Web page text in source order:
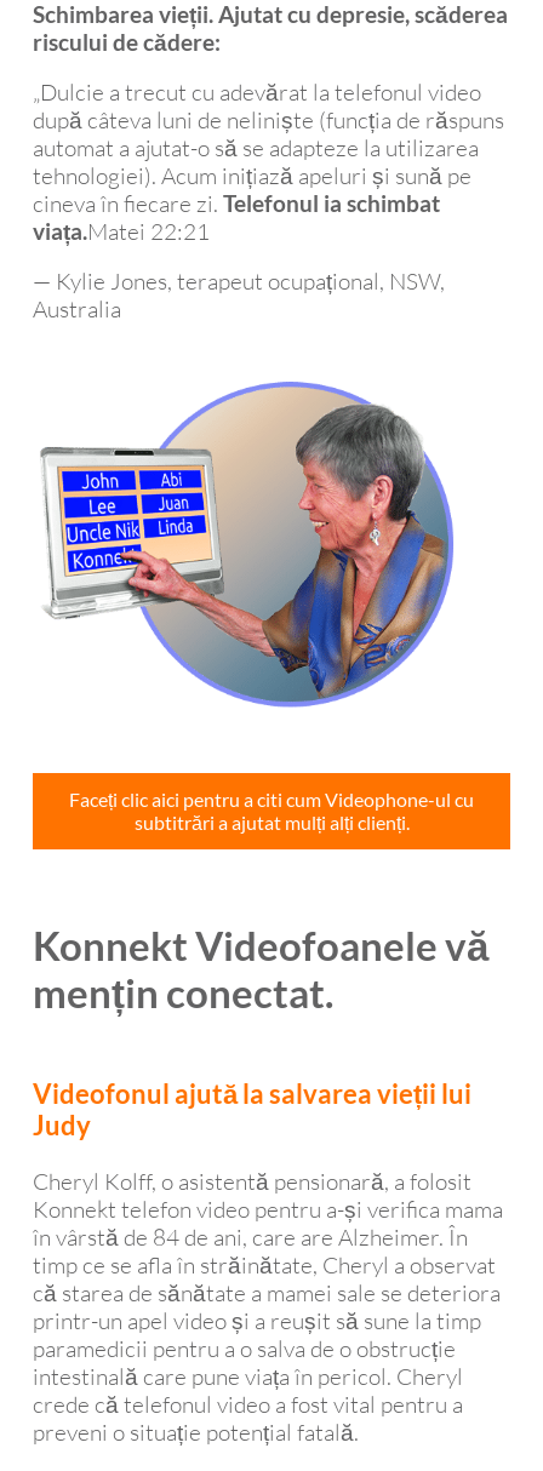
Schimbarea vieții. Ajutat cu depresie, scăderea
riscului de cădere:
„Dulcie a trecut cu adevărat la telefonul video
după câteva luni de neliniște (funcția de răspuns
automat a ajutat-o ​​să se adapteze la utilizarea
tehnologiei). Acum inițiază apeluri și sună pe
cineva în fiecare zi. Telefonul ia schimbat
viața.Matei 22:21
— Kylie Jones, terapeut ocupațional, NSW,
Australia
Faceți clic aici pentru a citi cum Videophone-ul cu
subtitrări a ajutat mulți alți clienți.
Konnekt Videofoanele vă
mențin conectat.
Videofonul ajută la salvarea vieții lui
Judy
Cheryl Kolff, o asistentă pensionară, a folosit
Konnekt telefon video pentru a-și verifica mama
în vârstă de 84 de ani, care are Alzheimer. În
timp ce se afla în străinătate, Cheryl a observat
că starea de sănătate a mamei sale se deteriora
printr-un apel video și a reușit să sune la timp
paramedicii pentru a o salva de o obstrucție
intestinală care pune viața în pericol. Cheryl
crede că telefonul video a fost vital pentru a
preveni o situație potențial fatală.